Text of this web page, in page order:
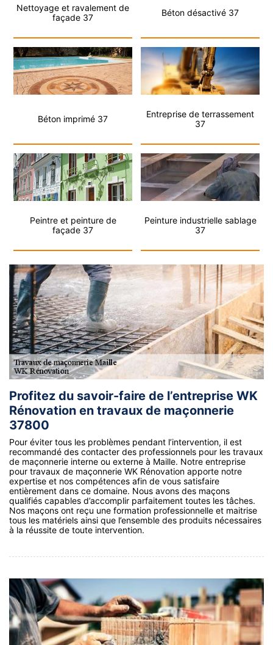
Nettoyage et ravalement de
façade 37
Béton désactivé 37
Béton imprimé 37
Entreprise de terrassement
37
Peintre et peinture de
façade 37
Peinture industrielle sablage
37
Profitez du savoir-faire de l’entreprise WK
Rénovation en travaux de maçonnerie
37800
Pour éviter tous les problèmes pendant l’intervention, il est
recommandé des contacter des professionnels pour les travaux
de maçonnerie interne ou externe à Maille. Notre entreprise
pour travaux de maçonnerie WK Rénovation apporte notre
expertise et nos compétences afin de vous satisfaire
entièrement dans ce domaine. Nous avons des maçons
qualifiés capables d’accomplir parfaitement toutes les tâches.
Nos maçons ont reçu une formation professionnelle et maitrise
tous les matériels ainsi que l’ensemble des produits nécessaires
à la réussite de toute intervention.